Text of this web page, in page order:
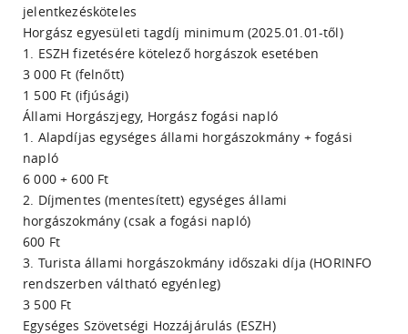
jelentkezésköteles
Horgász egyesületi tagdíj minimum (2025.01.01-től)
1. ESZH fizetésére kötelező horgászok esetében
3 000 Ft (felnőtt)
1 500 Ft (ifjúsági)
Állami Horgászjegy, Horgász fogási napló
1. Alapdíjas egységes állami horgászokmány + fogási
napló
6 000 + 600 Ft
2. Díjmentes (mentesített) egységes állami
horgászokmány (csak a fogási napló)
600 Ft
3. Turista állami horgászokmány időszaki díja (HORINFO
rendszerben váltható egyénleg)
3 500 Ft
Egységes Szövetségi Hozzájárulás (ESZH)